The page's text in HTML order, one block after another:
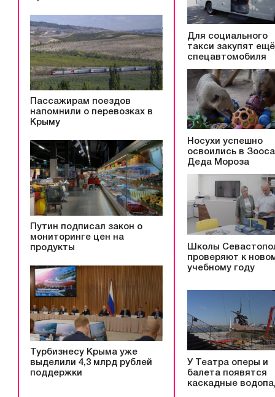
Пассажирам поездов
напомнили о перевозках в
Крыму
Путин подписал закон о
мониторинге цен на
продукты
Турбизнесу Крыма уже
выделили 4,3 млрд рублей
поддержки
Для социального
такси закупят
спецавтомобиля
Носухи успешно
освоились в
Деда Мороза
Школы
проверяют к
учебному году
У Театра оперы и
балета появятся
каскадные